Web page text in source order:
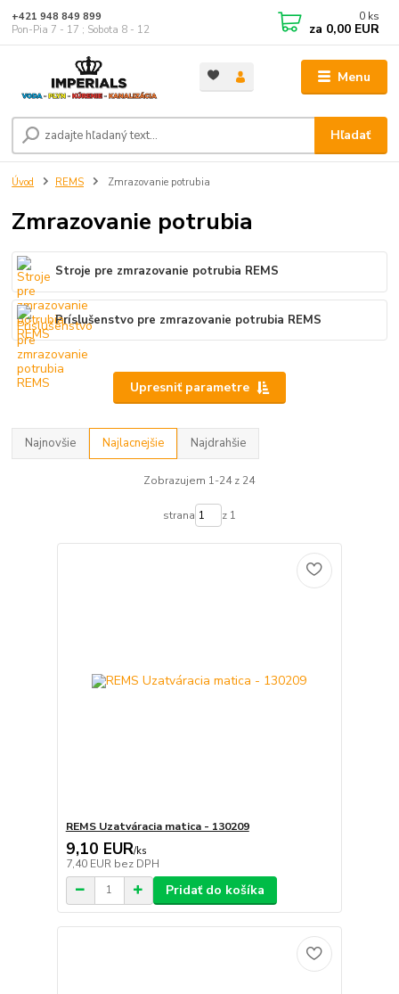
Menu
Hľadať
+421 948 849 899
Pon-Pia 7 - 17 ; Sobota 8 - 12
0 ks
za 0,00 EUR
Úvod REMS Zmrazovanie potrubia
Zmrazovanie potrubia
Stroje pre zmrazovanie potrubia REMS
Príslušenstvo pre zmrazovanie potrubia REMS
Upresniť parametre
Najnovšie Najlacnejšie Najdrahšie
Zobrazujem 1-24 z 24
strana z 1
REMS Uzatváracia matica - 130209
9,10 EUR/ks
7,40 EUR bez DPH
Pridať do košíka